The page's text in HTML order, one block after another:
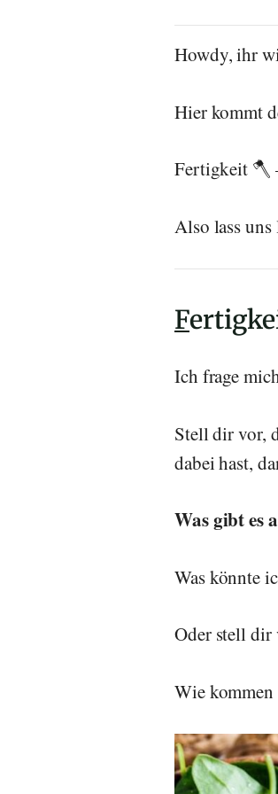
Howdy, ihr
Hier kommt
Fertigkeit 🪓
Also lass uns
F
Ich frage
Stell dir vor,
dabei hast,
Was gibt es
Was könnte
Oder stell dir
Wie